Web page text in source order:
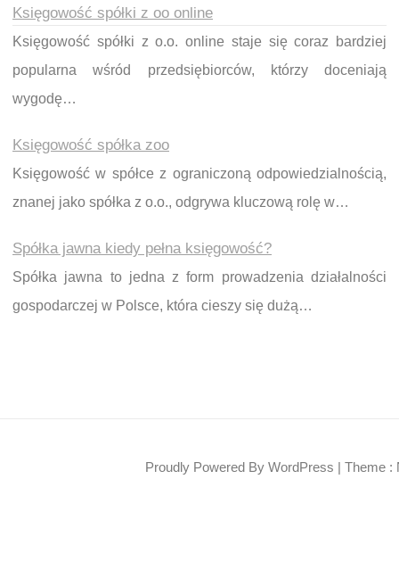
Księgowość spółki z oo online
Księgowość spółki z o.o. online staje się coraz bardziej
popularna wśród przedsiębiorców, którzy doceniają
wygodę…
Księgowość spółka zoo
Księgowość w spółce z ograniczoną odpowiedzialnością,
znanej jako spółka z o.o., odgrywa kluczową rolę w…
Spółka jawna kiedy pełna księgowość?
Spółka jawna to jedna z form prowadzenia działalności
gospodarczej w Polsce, która cieszy się dużą…
Proudly Powered By WordPress | Theme :